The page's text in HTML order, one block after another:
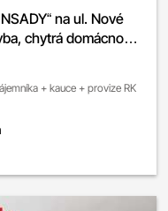
na ul. Nové
chytrá domácnost,
+ kauce + provize RK